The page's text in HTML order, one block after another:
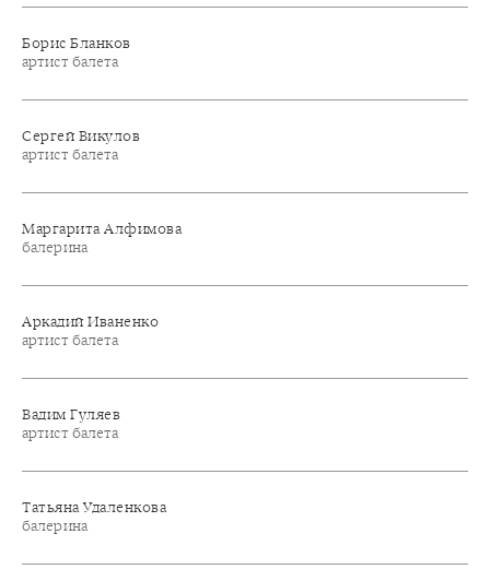
Борис Бланков
артист балета
Сергей Викулов
артист балета
Маргарита Алфимова
балерина
Аркадий Иваненко
артист балета
Вадим Гуляев
артист балета
Татьяна Удаленкова
балерина